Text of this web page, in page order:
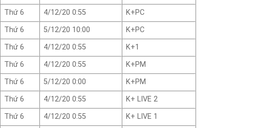
Thứ 6 4/12/20 0:55
K+PC
Thứ 6 5/12/20 10:00
K+PC
Thứ 6 4/12/20 0:55
K+1
Thứ 6 4/12/20 0:55
K+PM
Thứ 6 5/12/20 0:00
K+PM
Thứ 6 4/12/20 0:55
K+ LIVE 2
Thứ 6 4/12/20 0:55
K+ LIVE 1